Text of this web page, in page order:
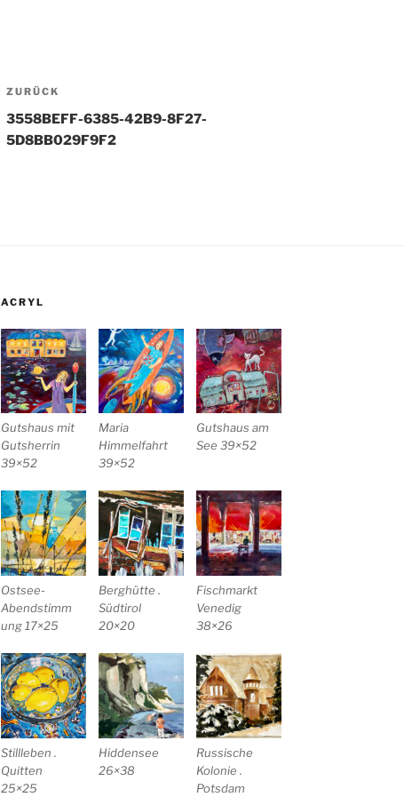
Beitragsnavigation
Vorheriger
Beitrag
ZURÜCK
3558BEFF-6385-42B9-8F27-
5D8BB029F9F2
ACRYL
Gutshaus mit
Gutsherrin
39×52
Maria
Himmelfahrt
39×52
Gutshaus am
See 39×52
Ostsee-
Abendstimm
ung 17×25
Berghütte .
Südtirol
20×20
Fischmarkt
Venedig
38×26
Stillleben .
Quitten
25×25
Hiddensee
26×38
Russische
Kolonie .
Potsdam